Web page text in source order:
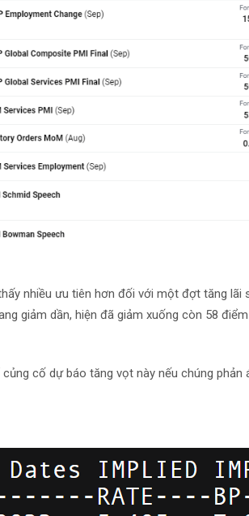
nhiều ưu tiên hơn đối với một đợt tăng lãi
giảm dần, hiện đã giảm xuống còn 58
cố dự báo tăng vọt này nếu chúng phản